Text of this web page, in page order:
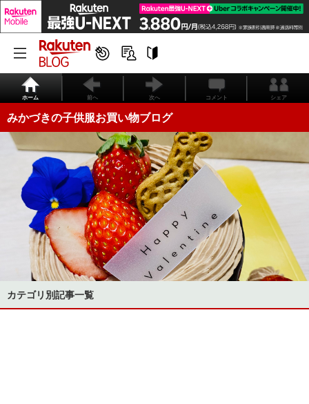
ホーム 前へ 次へ コメント シェア
みかづきの子供服お買い物ブログ
カテゴリ別記事一覧